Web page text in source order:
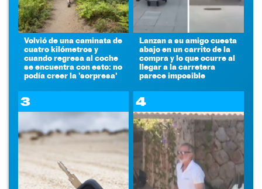
Volvió de una caminata de
cuatro kilómetros y
cuando regresa al coche
se encuentra con esto: no
podía creer la 'sorpresa'
Lanzan a su amigo cuesta
abajo en un carrito de la
compra y lo que ocurre al
llegar a la carretera
parece imposible
3 4